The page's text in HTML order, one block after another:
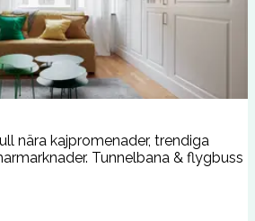
nära kajpromenader, trendiga
Tunnelbana & flygbuss